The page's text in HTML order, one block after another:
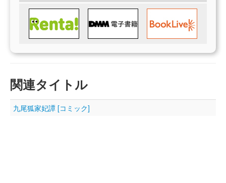
関連タイトル
九尾狐家妃譚 [コミック]